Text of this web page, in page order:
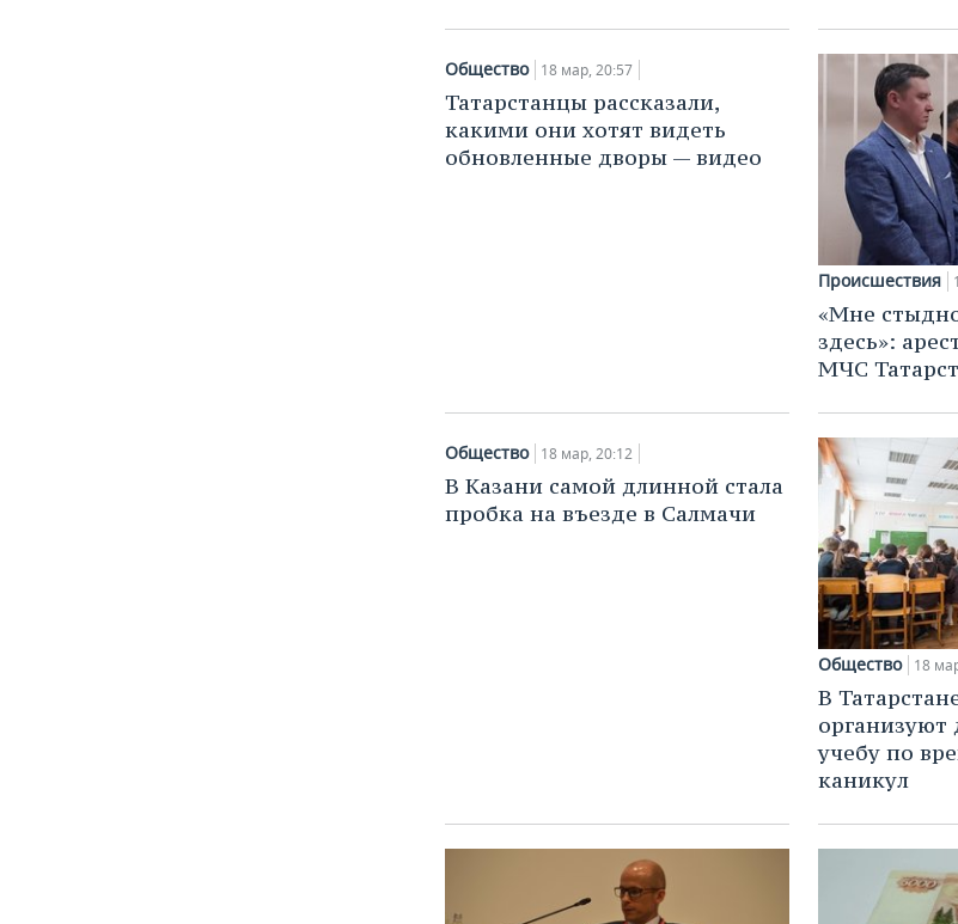
Общество 18 мар, 20:57
Татарстанцы рассказали,
какими они хотят видеть
обновленные дворы — видео
Происшествия
«Мне
здесь»:
МЧС
Общество 18 мар, 20:12
В Казани самой длинной стала
пробка на въезде в Салмачи
Общество 18
В
учебу по
каникул